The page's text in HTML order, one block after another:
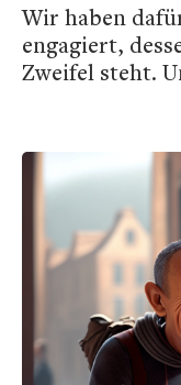
Wir haben
engagiert,
Zweifel steht.